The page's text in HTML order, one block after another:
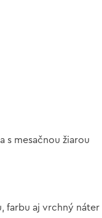
s mesačnou žiarou
farbu aj vrchný náter